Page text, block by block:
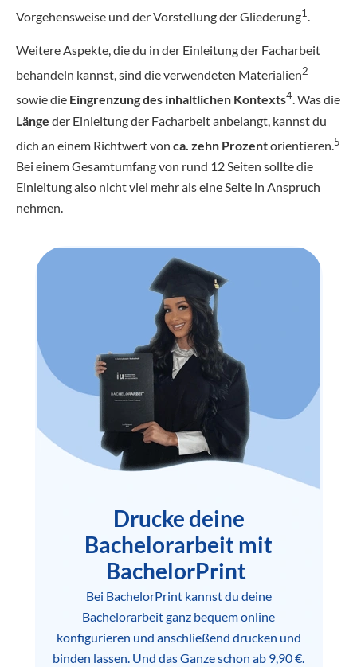
Vorgehensweise und der Vorstellung der Gliederung1.
Weitere Aspekte, die du in der Einleitung der Facharbeit
behandeln kannst, sind die verwendeten Materialien2
sowie die Eingrenzung des inhaltlichen Kontexts4. Was die
Länge der Einleitung der Facharbeit anbelangt, kannst du
dich an einem Richtwert von ca. zehn Prozentorientieren.5
Bei einem Gesamtumfang von rund 12 Seiten sollte die
Einleitung also nicht viel mehr als eine Seite in Anspruch
nehmen.
Drucke deine
Bachelorarbeit mit
BachelorPrint
Bei BachelorPrint kannst du deine
Bachelorarbeit ganz bequem online
konfigurieren und anschließend drucken und
binden lassen. Und das Ganze schon ab 9,90 €.